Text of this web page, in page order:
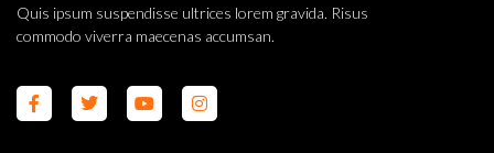
Quis ipsum suspendisse ultrices lorem gravida. Risus
commodo viverra maecenas accumsan.